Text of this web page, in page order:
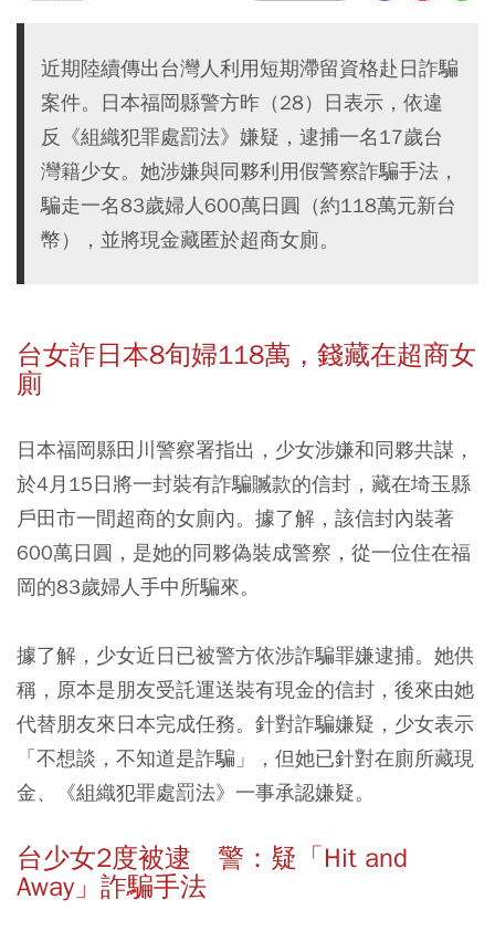
近期陸續傳出台灣人利用短期滯留資格赴日詐騙
案件。日本福岡縣警方昨（28）日表示，依違
反《組織犯罪處罰法》嫌疑，逮捕一名17歲台
灣籍少女。她涉嫌與同夥利用假警察詐騙手法，
騙走一名83歲婦人600萬日圓（約118萬元新台
幣），並將現金藏匿於超商女廁。
台女詐日本8旬婦118萬，錢藏在超商女
廁
日本福岡縣田川警察署指出，少女涉嫌和同夥共謀，
於4月15日將一封裝有詐騙贓款的信封，藏在埼玉縣
戶田市一間超商的女廁內。據了解，該信封內裝著
600萬日圓，是她的同夥偽裝成警察，從一位住在福
岡的83歲婦人手中所騙來。
據了解，少女近日已被警方依涉詐騙罪嫌逮捕。她供
稱，原本是朋友受託運送裝有現金的信封，後來由她
代替朋友來日本完成任務。針對詐騙嫌疑，少女表示
「不想談，不知道是詐騙」，但她已針對在廁所藏現
金、《組織犯罪處罰法》一事承認嫌疑。
台少女2度被逮 警：疑「Hit and
Away」詐騙手法